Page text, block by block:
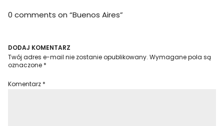
0 comments on “Buenos Aires”
DODAJ KOMENTARZ
Twój adres e-mail nie zostanie opublikowany. Wymagane pola są
oznaczone *
Komentarz *